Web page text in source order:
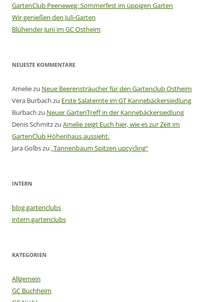
GartenClub Peeneweg: Sommerfest im üppigen Garten
Wir genießen den Juli-Garten
Blühender Juni im GC Ostheim
NEUESTE KOMMENTARE
Ameliezu Neue Beerensträucher für den Gartenclub Ostheim
Vera Burbach zu Erste Salaternte im GT Kannebäckersiedlung
Burbach zu Neuer GartenTreff in der Kannebäckersiedlung
Denis Schmitzzu Amelie zeigt Euch hier, wie es zur Zeit im
GartenClub Höhenhaus aussieht.
Jara Golbszu „Tannenbaum Spitzen upcycling“
INTERN
blog.gartenclubs
intern.gartenclubs
KATEGORIEN
Allgemein
GC Buchheim